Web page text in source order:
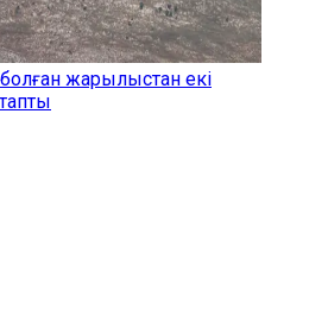
жарылыстан екі